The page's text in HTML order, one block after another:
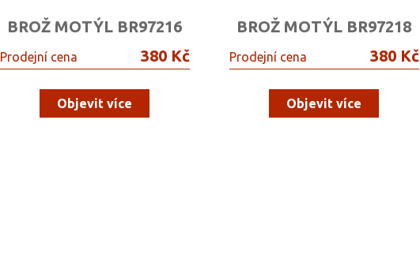
BROŽ MOTÝL BR97216
Prodejní cena 380 Kč
Objevit více
BROŽ MOTÝL BR97218
Prodejní cena 380 Kč
Objevit více